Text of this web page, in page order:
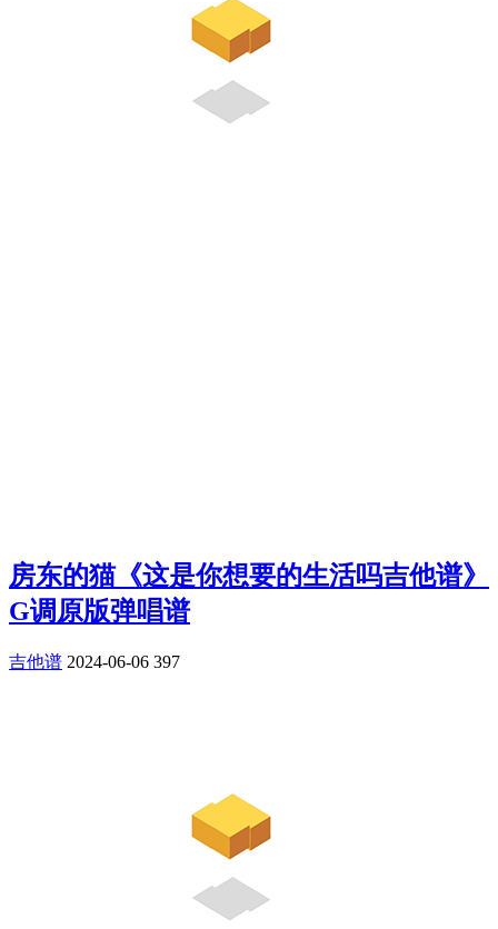
房东的猫《这是你想要的生活吗吉他谱》
G调原版弹唱谱
吉他谱 2024-06-06 397